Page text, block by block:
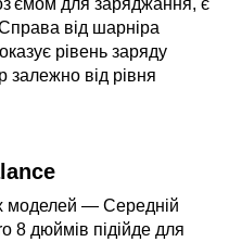
для заряджання, є
від шарніра
рівень заряду
залежно від рівня
моделей — Середній
8 дюймів підійде для